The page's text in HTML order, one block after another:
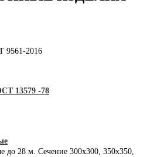
9561-2016
13579 -78
до 28 м. Сечение 300x300, 350x350,